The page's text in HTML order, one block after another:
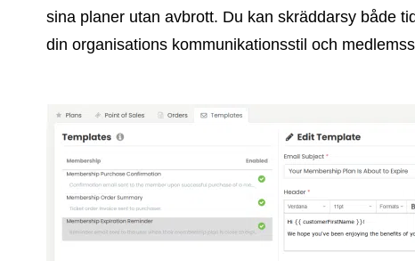
sina planer utan avbrott. Du kan skräddarsy både
din organisations kommunikationsstil och